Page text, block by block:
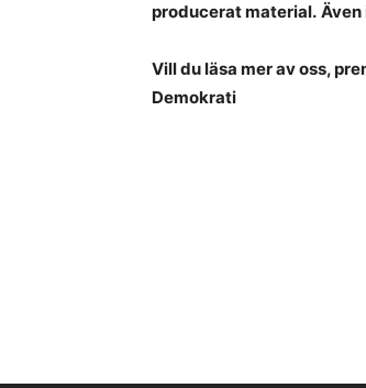
producerat material. Även
Vill du läsa mer av oss,
Demokrati